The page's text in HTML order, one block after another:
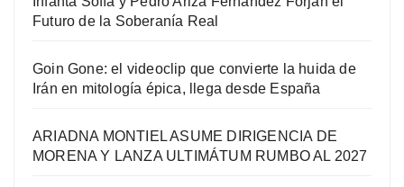
Futuro de la Soberanía Real
Goin Gone: el videoclip que convierte la huida de
Irán en mitología épica, llega desde España
ARIADNA MONTIEL ASUME DIRIGENCIA DE
MORENA Y LANZA ULTIMÁTUM RUMBO AL 2027